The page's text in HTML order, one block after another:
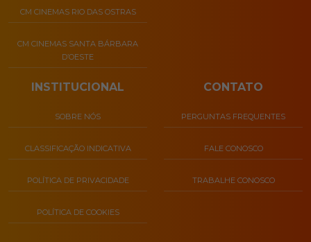
CM CINEMAS RIO DAS OSTRAS
CM CINEMAS SANTA BÁRBARA
D’OESTE
INSTITUCIONAL
SOBRE NÓS
CLASSIFICAÇÃO INDICATIVA
POLÍTICA DE PRIVACIDADE
POLÍTICA DE COOKIES
CONTATO
PERGUNTAS FREQUENTES
FALE CONOSCO
TRABALHE CONOSCO